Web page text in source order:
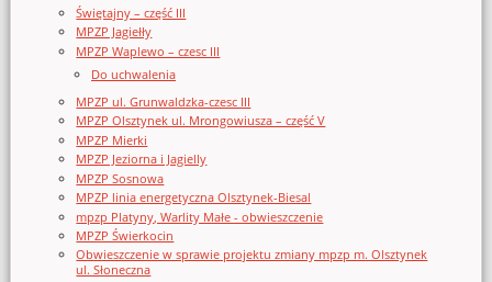
Świętajny – część III
MPZP Jagiełły
MPZP Waplewo – czesc III
Do uchwalenia
MPZP ul. Grunwaldzka-czesc III
MPZP Olsztynek ul. Mrongowiusza – część V
MPZP Mierki
MPZP Jeziorna i Jagielly
MPZP Sosnowa
MPZP linia energetyczna Olsztynek-Biesal
mpzp Platyny, Warlity Małe - obwieszczenie
MPZP Świerkocin
Obwieszczenie w sprawie projektu zmiany mpzp m. Olsztynek
ul. Słoneczna